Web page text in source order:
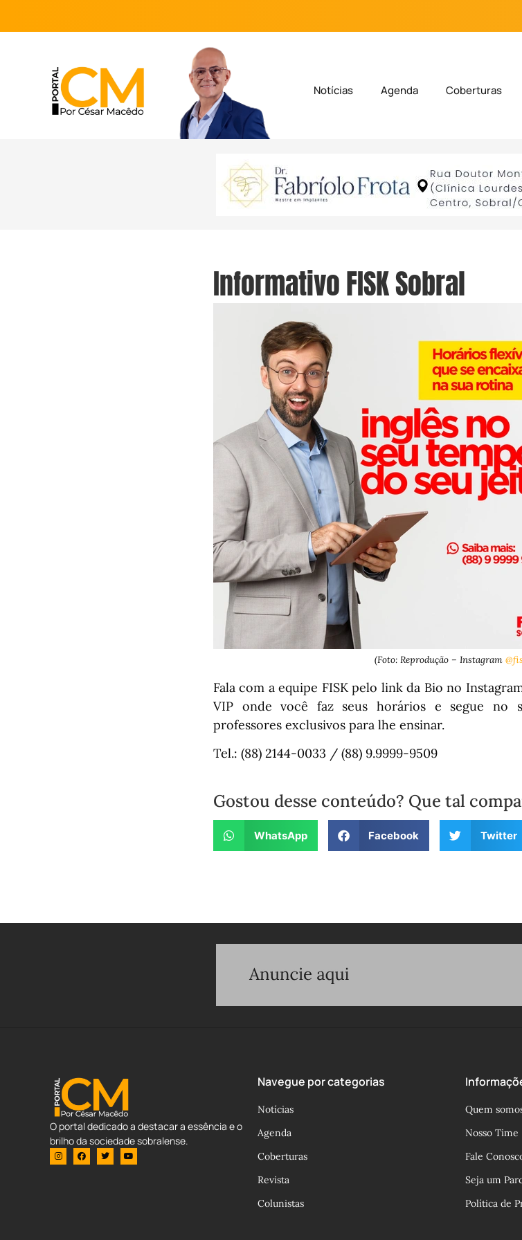
Notícias Agenda Coberturas
Informativo FISK Sobral
(Foto: Reprodução – Instagram
Fala com a equipe FISK pelo link da Bio no
VIP onde você faz seus horários e segue no
professores exclusivos para lhe ensinar.⠀
Tel.: (88) 2144-0033 / (88) 9.9999-9509
Gostou desse conteúdo? Que tal
WhatsApp Facebook Twitter
O portal dedicado a destacar a essência e o
brilho da sociedade sobralense.
Navegue por categorias
Notícias
Agenda
Coberturas
Revista
Colunistas
Quem
Nosso Time
Fale
Seja um
Política de